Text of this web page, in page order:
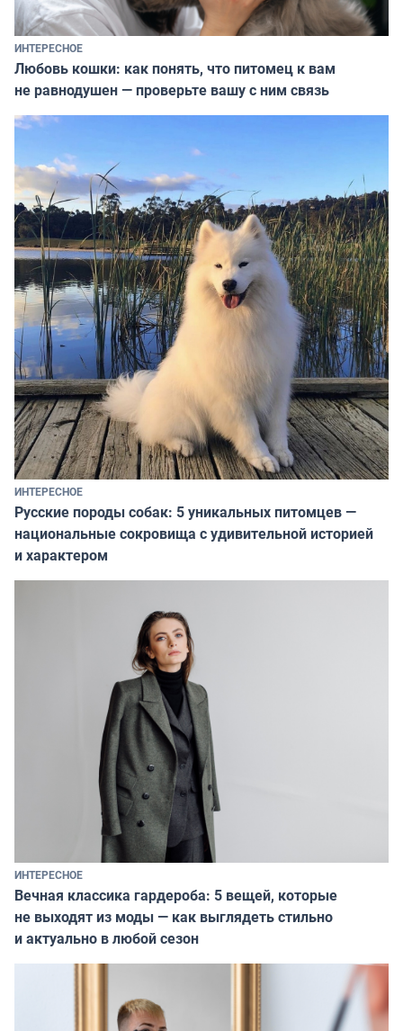
ИНТЕРЕСНОЕ
Любовь кошки: как понять, что питомец к вам
не равнодушен — проверьте вашу с ним связь
ИНТЕРЕСНОЕ
Русские породы собак: 5 уникальных питомцев —
национальные сокровища с удивительной историей
и характером
ИНТЕРЕСНОЕ
Вечная классика гардероба: 5 вещей, которые
не выходят из моды — как выглядеть стильно
и актуально в любой сезон